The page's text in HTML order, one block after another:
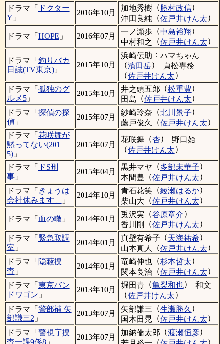
ドラマ「
ドクター
Y 」
2016年10月
加地秀樹（勝村政信）
沖田良純 （佐戸井けん太）
ドラマ「 HOPE 」 2016年07月
一ノ瀬歩（中島裕翔）
中村和之 （佐戸井けん太）
ドラマ「 釣りバカ
日誌(TV東京)」
2015年10月
浜崎伝助 ： ハマちゃん
（濱田岳）
貞松専務
（佐戸井けん太）
ドラマ「 孤独のグ
ルメ5」
2015年10月
井之頭五郎 （松重豊）
田島 （佐戸井けん太）
ドラマ「 探偵の探
偵」
2015年07月
紗崎玲奈 （北川景子）
藤戸俊久
（佐戸井けん太）
ドラマ「 花咲舞が
黙ってない(201
5)」
2015年07月
花咲舞（杏）
野口始
（佐戸井けん太）
ドラマ「
ドS刑
事」
2015年04月
黒井マヤ （多部未華子）
本間豊 （佐戸井けん太）
ドラマ「 きょうは
会社休みます。
」
2014年10月
青石花笑（綾瀬はるか）
柴山大 （佐戸井けん太）
ドラマ「 血の轍 」 2014年01月
兎沢実 （谷原章介）
香川剛
（佐戸井けん太）
ドラマ「 緊急取調
室 」
2014年01月
真壁有希子 （天海祐希）
山本真人
（佐戸井けん太）
ドラマ「 隠蔽捜
査 」
2014年01月
竜崎伸也 （杉本哲太）
関本良治（佐戸井けん太）
ドラマ「 東京バン
ドワゴン 」
2013年10月
堀田青（亀梨和也）
和文
（佐戸井けん太）
ドラマ「 警部補 矢
部謙三2 」
2013年07月
矢部謙三 （生瀬勝久 ）
国木田晃 （佐戸井けん太）
ドラマ「 警視庁捜
査一課9係8」
2013年07月
加納倫太郎 （渡瀬恒彦）
（ ）